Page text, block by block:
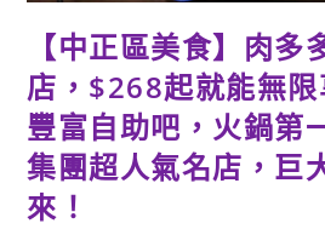
和
排
骨
酥
也
能
變
火
鍋，
如
【中正區美食】肉多
店，$268起就能無
豐富自助吧，火鍋第
集團超人氣名店，巨
來！